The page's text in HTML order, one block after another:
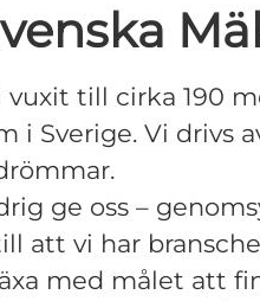
vuxit till cirka 190
i Sverige. Vi drivs
ge oss –
att vi har
med målet att